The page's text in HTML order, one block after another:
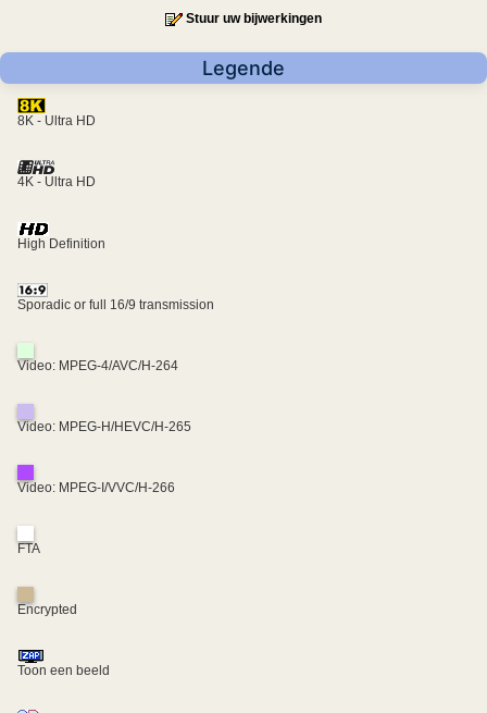
Stuur uw bijwerkingen
Legende
8K - Ultra HD
4K - Ultra HD
High Definition
Sporadic or full 16/9 transmission
Video: MPEG-4/AVC/H-264
Video: MPEG-H/HEVC/H-265
Video: MPEG-I/VVC/H-266
FTA
Encrypted
Toon een beeld